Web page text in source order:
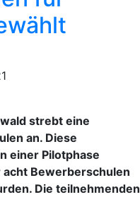
strebt eine
an. Diese
einer Pilotphase
Bewerberschulen
Die teilnehmenden